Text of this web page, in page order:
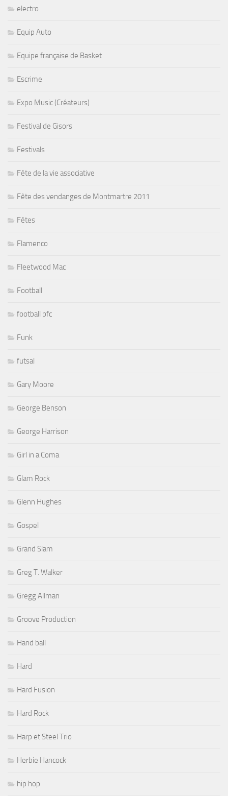
electro
Equip Auto
Equipe française de Basket
Escrime
Expo Music (Créateurs)
Festival de Gisors
Festivals
Fête de la vie associative
Fête des vendanges de Montmartre 2011
Fêtes
Flamenco
Fleetwood Mac
Football
football pfc
Funk
futsal
Gary Moore
George Benson
George Harrison
Girl in a Coma
Glam Rock
Glenn Hughes
Gospel
Grand Slam
Greg T. Walker
Gregg Allman
Groove Production
Hand ball
Hard
Hard Fusion
Hard Rock
Harp et Steel Trio
Herbie Hancock
hip hop